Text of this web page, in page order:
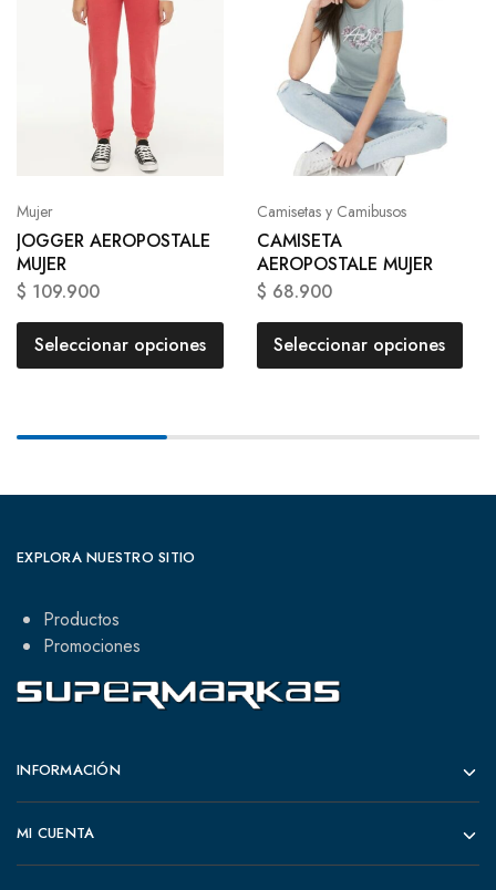
Mujer
JOGGER AEROPOSTALE
MUJER
$ 109.900
Seleccionar opciones
Camisetas y Camibusos
CAMISETA
AEROPOSTALE MUJER
$ 68.900
Seleccionar opciones
EXPLORA NUESTRO SITIO
Productos
Promociones
INFORMACIÓN
MI CUENTA